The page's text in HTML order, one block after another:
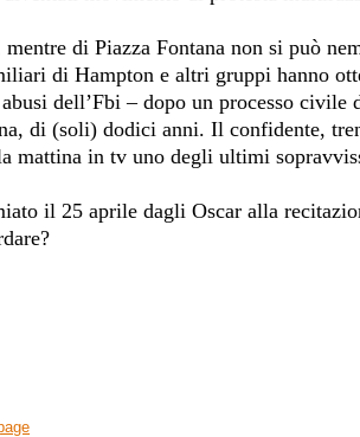
di Piazza Fontana non si può
di Hampton e altri gruppi hanno
dell’Fbi – dopo un processo civile
di (soli) dodici anni. Il confidente,
mattina in tv uno degli ultimi
il 25 aprile dagli Oscar alla